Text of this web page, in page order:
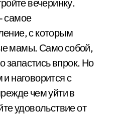
вечеринку.
самое
с которым
мамы. Само собой,
впрок. Но
наговорится с
чем уйти в
удовольствие от